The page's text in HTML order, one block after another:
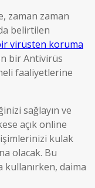
zaman zaman
belirtilen
virüsten koruma
bir Antivirüs
faaliyetlerine
sağlayın ve
açık online
kulak
olacak. Bu
kullanırken, daima